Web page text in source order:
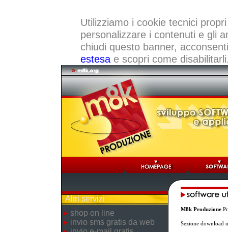
Utilizziamo i cookie tecnici
personalizzare i contenuti e gli
chiudi questo banner,
estesae scopri come
Altri servizi
shop on line
invio sms gratis da web
M8k Produzione
Sezione download